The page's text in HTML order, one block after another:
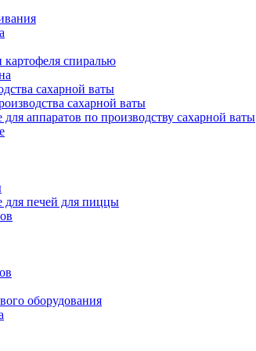
картофеля спиралью
сахарной ваты
сахарной ваты
аппаратов по производству сахарной ваты
печей для пиццы
оборудования